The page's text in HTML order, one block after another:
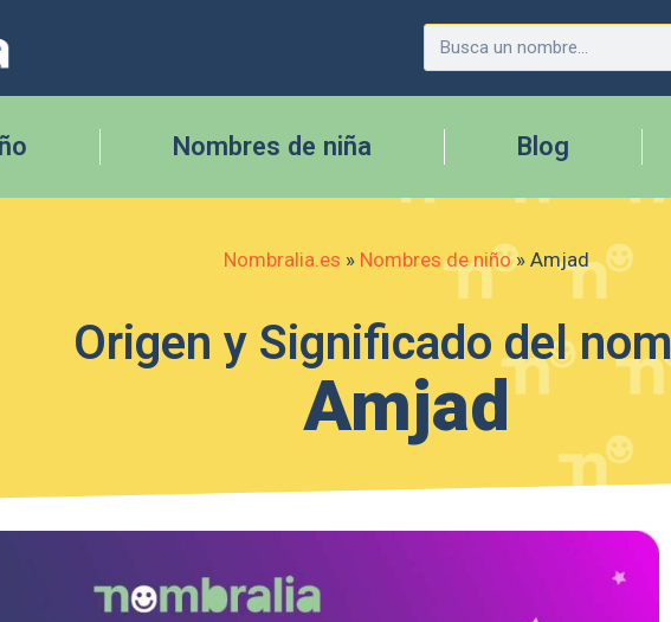
Nombres de niña Blog
Nombralia.es » Nombres de niño» Amjad
Origen y Significado del
Amjad